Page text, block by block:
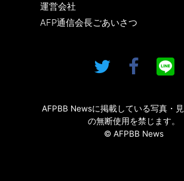
運営会社
AFP通信会長ごあいさつ
AFPBB Newsに掲載している写真・
の無断使用を禁じます。
© AFPBB News